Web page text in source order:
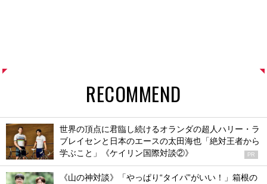
RECOMMEND
世界の頂点に君臨し続けるオランダの超人ハリー・ラ
ブレイセンと日本のエースの太田海也「絶対王者から
学ぶこと」《ケイリン国際対談②》
PR
《山の神対談》「やっぱり“タイパ”がいい！」箱根の